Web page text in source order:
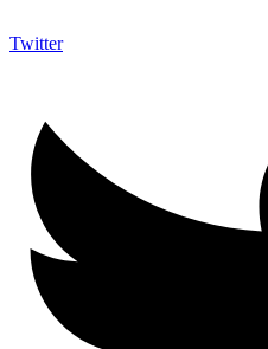
Twitter